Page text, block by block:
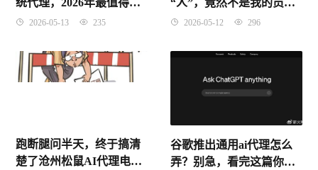
统代理，2026年最值得把
握的蓝海机遇
2026-05-13 235
工？聊聊AI智能客服代理
2026-05-12 296
跑断腿问半天，终于搞清
楚了沧州松鼠AI代理电话
谷歌推出通用ai代理怎么
弄？别急，看完这篇你就